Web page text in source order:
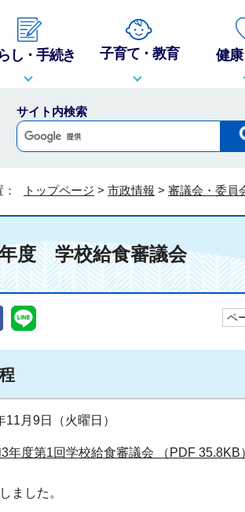
し・手続き 子育て・教育 健
サイト内検索
トップページ > 市政情報 > 審議会・委員
度 学校給食審議会
ペ
月9日（火曜日）
年度第1回学校給食審議会 （PDF 35.8KB
した。